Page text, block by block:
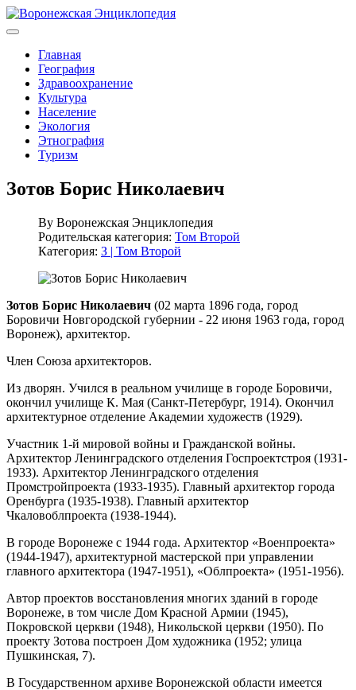
Главная
География
Здравоохранение
Культура
Население
Экология
Этнография
Туризм
Зотов Борис Николаевич
By Воронежская Энциклопедия
Родительская категория: Том Второй
Категория: З | Том Второй
Зотов Борис Николаевич (02 марта 1896 года, город
Боровичи Новгородской губернии - 22 июня 1963 года, город
Воронеж), архитектор.
Член Союза архитекторов.
Из дворян. Учился в реальном училище в городе Боровичи,
окончил училище К. Мая (Санкт-Петербург, 1914). Окончил
архитектурное отделение Академии художеств (1929).
Участник 1-й мировой войны и Гражданской войны.
Архитектор Ленинградского отделения Госпроектстроя (1931-
1933). Архитектор Ленинградского отделения
Промстройпроекта (1933-1935). Главный архитектор города
Оренбурга (1935-1938). Главный архитектор
Чкаловоблпроекта (1938-1944).
В городе Воронеже с 1944 года. Архитектор «Военпроекта»
(1944-1947), архитектурной мастерской при управлении
главного архитектора (1947-1951), «Облпроекта» (1951-1956).
Автор проектов восстановления многих зданий в городе
Воронеже, в том числе Дом Красной Армии (1945),
Покровской церкви (1948), Никольской церкви (1950). По
проекту Зотова построен Дом художника (1952; улица
Пушкинская, 7).
В Государственном архиве Воронежской области имеется